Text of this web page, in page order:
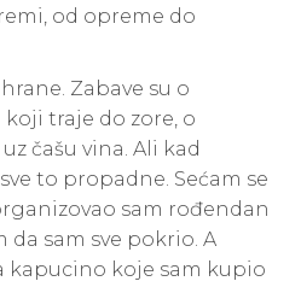
od opreme do
Zabave su o
traje do zore, o
čašu vina. Ali kad
to propadne. Sećam se
sam rođendan
da sam sve pokrio. A
kapucino koje sam kupio